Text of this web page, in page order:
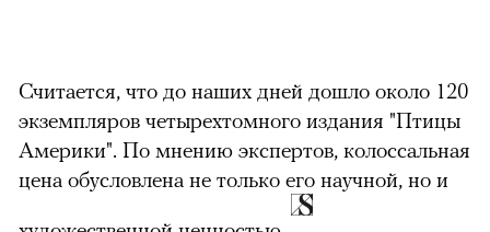
Считается, что до наших дней дошло около 120
экземпляров четырехтомного издания "Птицы
Америки". По мнению экспертов, колоссальная
цена обусловлена не только его научной, но и